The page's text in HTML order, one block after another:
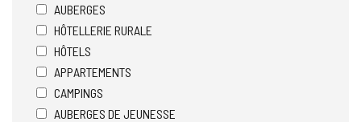
AUBERGES
HÔTELLERIE RURALE
HÔTELS
APPARTEMENTS
CAMPINGS
AUBERGES DE JEUNESSE